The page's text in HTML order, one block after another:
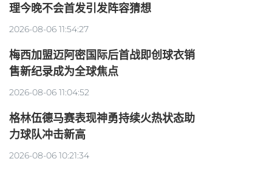
理今晚不会首发引发阵容猜想
2026-08-06 11:54:27
梅西加盟迈阿密国际后首战即创球衣销
售新纪录成为全球焦点
2026-08-06 11:04:52
格林伍德马赛表现神勇持续火热状态助
力球队冲击新高
2026-08-06 10:21:34